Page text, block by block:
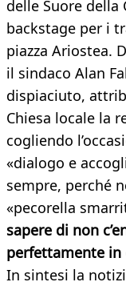
delle Suore della
backstage per i
piazza Ariostea.
il sindaco Alan
dispiaciuto,
Chiesa locale la
cogliendo
«dialogo e
sempre, perché
«pecorella
sapere di non
perfettamente in
In sintesi la